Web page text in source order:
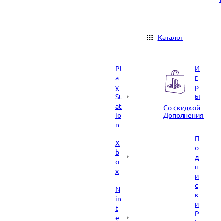
Каталог
Pl
a
y
St
at
io
n
X
b
o
x
N
in
t
e
И
г
р
ы
Со скидкой
Дополнения
П
о
д
п
и
с
к
и
P